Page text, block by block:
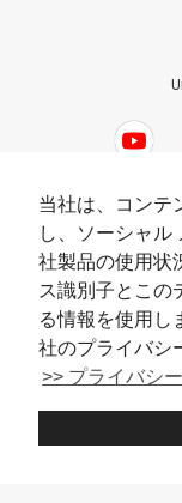
当社は、コンテ
し、ソーシャル
社製品の使用状
ス識別子とこの
る情報を使用し
社のプライバシ
>> プライバシ
Umami bites につい
©